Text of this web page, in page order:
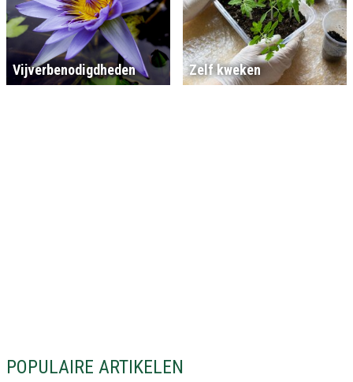
POPULAIRE ARTIKELEN
Vijverbenodigdheden Zelf kweken